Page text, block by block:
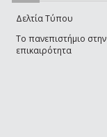
Δελτία Τύπου
Το πανεπιστήμιο στην
επικαιρότητα